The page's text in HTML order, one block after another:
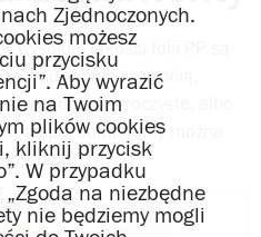
wysokiej jakości folii PP są
i wilgocią.
lub przezroczyste, albo
dostępu, dokumenty można
z boku.
Zjednoczonych.
możesz
przycisku
Aby wyrazić
na Twoim
plików cookies
kliknij przycisk
W przypadku
na niezbędne
nie będziemy mogli